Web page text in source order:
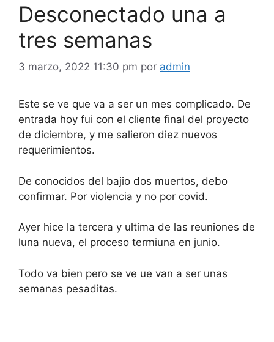
Desconectado una a
tres semanas
3 marzo, 2022 11:30 pm por admin
Este se ve que va a ser un mes complicado. De
entrada hoy fui con el cliente final del proyecto
de diciembre, y me salieron diez nuevos
requerimientos.
De conocidos del bajio dos muertos, debo
confirmar. Por violencia y no por covid.
Ayer hice la tercera y ultima de las reuniones de
luna nueva, el proceso termiuna en junio.
Todo va bien pero se ve ue van a ser unas
semanas pesaditas.